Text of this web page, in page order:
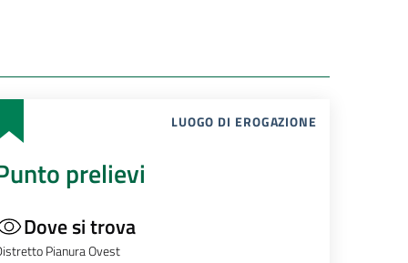
LUOGO DI EROGAZIONE
prelievi
Dove si trova
Pianura Ovest